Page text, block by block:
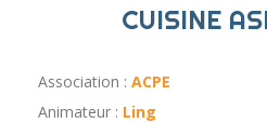
CUISINE
Association : ACPE
Animateur : Ling